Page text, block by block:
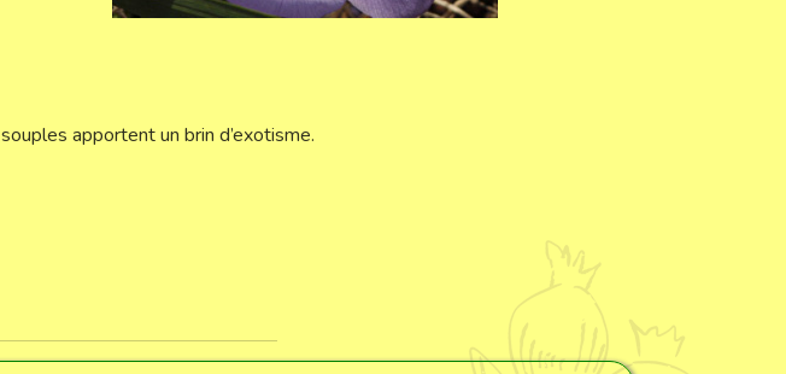
apportent un brin d’exotisme.